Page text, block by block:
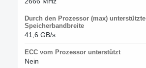
Durch den Prozessor (max) unterstützte
Speicherbandbreite
41,6 GB/s
ECC vom Prozessor unterstützt
Nein